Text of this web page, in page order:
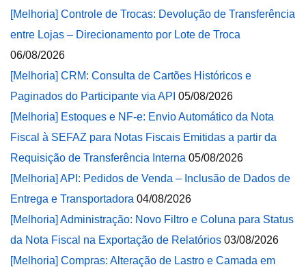
[Melhoria] Controle de Trocas: Devolução de Transferência
entre Lojas – Direcionamento por Lote de Troca
06/08/2026
[Melhoria] CRM: Consulta de Cartões Históricos e
Paginados do Participante via API 05/08/2026
[Melhoria] Estoques e NF-e: Envio Automático da Nota
Fiscal à SEFAZ para Notas Fiscais Emitidas a partir da
Requisição de Transferência Interna 05/08/2026
[Melhoria] API: Pedidos de Venda – Inclusão de Dados de
Entrega e Transportadora 04/08/2026
[Melhoria] Administração: Novo Filtro e Coluna para Status
da Nota Fiscal na Exportação de Relatórios 03/08/2026
[Melhoria] Compras: Alteração de Lastro e Camada em